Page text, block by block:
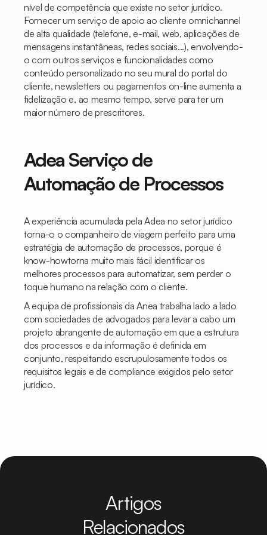
nível de competência que existe no setor jurídico.
Fornecer um serviço de apoio ao cliente omnichannel
de alta qualidade (telefone, e-mail, web, aplicações de
mensagens instantâneas, redes sociais...), envolvendo-
o com outros serviços e funcionalidades como
conteúdo personalizado no seu mural do portal do
cliente, newsletters ou pagamentos on-line aumenta a
fidelização e, ao mesmo tempo, serve para ter um
maior número de prescritores.
Adea Serviço de
Automação de Processos
A experiência acumulada pela Adea no setor jurídico
torna-o o companheiro de viagem perfeito para uma
estratégia de automação de processos, porque é
know-howtorna muito mais fácil identificar os
melhores processos para automatizar, sem perder o
toque humano na relação com o cliente.
A equipa de profissionais da Anea trabalha lado a lado
com sociedades de advogados para levar a cabo um
projeto abrangente de automação em que a estrutura
dos processos e da informação é definida em
conjunto, respeitando escrupulosamente todos os
requisitos legais e de compliance exigidos pelo setor
jurídico.
Artigos
Relacionados